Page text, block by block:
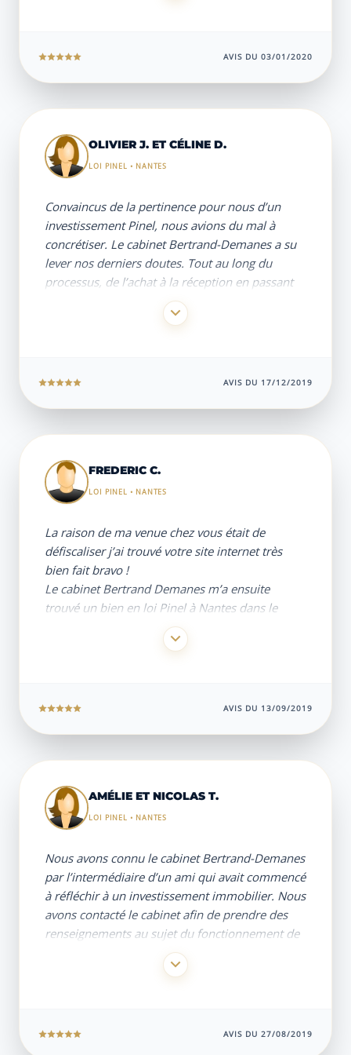
réactif et toujours disponible. Si je renouvelle
AVIS DU 03/01/2020
OLIVIER J. ET CÉLINE D.
LOI PINEL • NANTES
Convaincus de la pertinence pour nous d’un
investissement Pinel, nous avions du mal à
concrétiser. Le cabinet Bertrand-Demanes a su
lever nos derniers doutes. Tout au long du
processus, de l’achat à la réception en passant
par la recherche du gestionnaire…. nous avons
été accompagnés, conseillés, véritablement
Si nous avons à nouveau besoin de faire appel à
cette équipe que nous nous adresserons, sans
hésiter.
AVIS DU 17/12/2019
FREDERIC C.
LOI PINEL • NANTES
La raison de ma venue chez vous était de
défiscaliser j’ai trouvé votre site internet très
bien fait bravo !
Le cabinet Bertrand Demanes m’a ensuite
trouvé un bien en loi Pinel à Nantes dans le
nouveau centre près de l’éléphant et ceci sans
cout de la part de ce dernier.
suivi administratif tout au long du projet.AVIS DU 13/09/2019
AMÉLIE ET NICOLAS T.
LOI PINEL • NANTES
Nous avons connu le cabinet Bertrand-Demanes
par l’intermédiaire d’un ami qui avait commencé
à réfléchir à un investissement immobilier. Nous
avons contacté le cabinet afin de prendre des
renseignements au sujet du fonctionnement de
la loi PINEL, notre but étant de pouvoir
bénéficier d’une défiscalisation en achetant un
Lors du premier RDV téléphonique, Mathieu
AVIS DU 27/08/2019